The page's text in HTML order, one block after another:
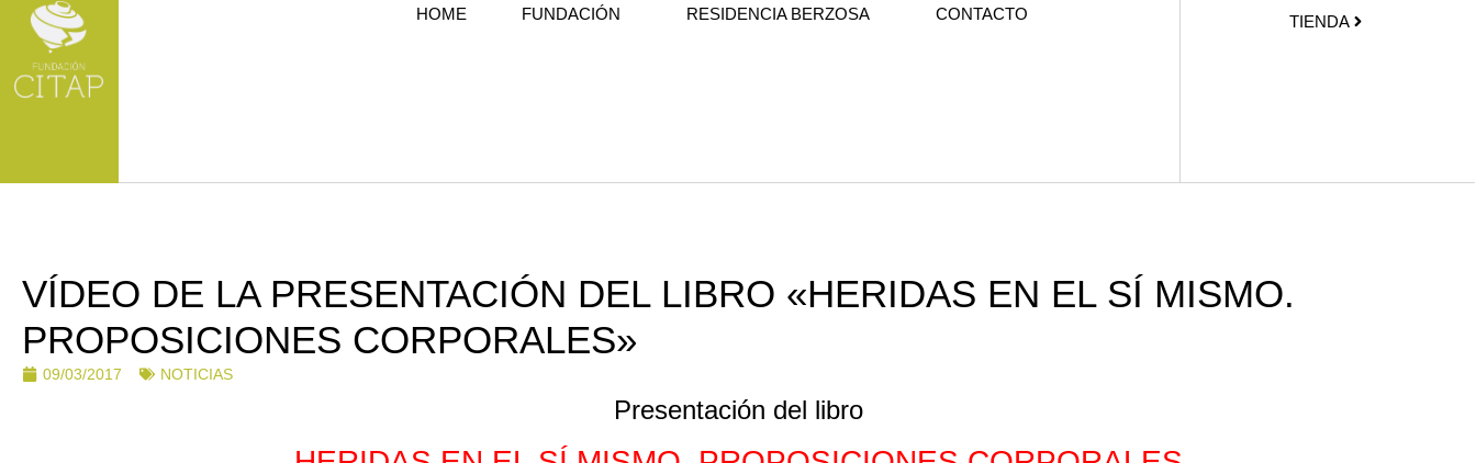
HOME FUNDACIÓN RESIDENCIA BERZOSA CONTACTO TIENDA
VÍDEO DE LA PRESENTACIÓN DEL LIBRO «HERIDAS EN EL SÍ MISMO.
PROPOSICIONES CORPORALES»
09/03/2017 NOTICIAS
Presentación del libro